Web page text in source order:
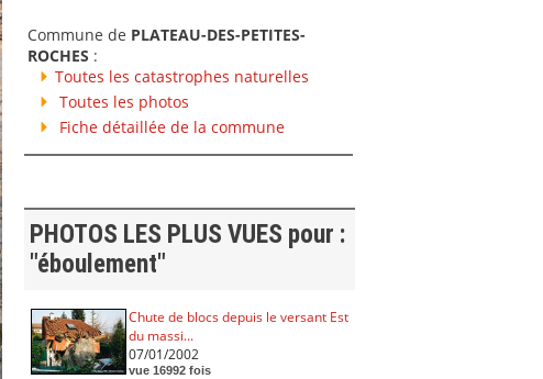
Commune de PLATEAU-DES-PETITES-
ROCHES :
Toutes les catastrophes naturelles
Toutes les photos
Fiche détaillée de la commune
PHOTOS LES PLUS VUES pour :
"éboulement"
Chute de blocs depuis le versant Est
du massi...
07/01/2002
vue 16992 fois